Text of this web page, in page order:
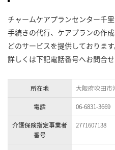
チャームケアプランセンター千
手続きの代行、ケアプランの作
どのサービスを提供しております
詳しくは下記電話番号へお問合せ
所在地
大阪府吹田市
電話
06-6831-3669
介護保険指定事業者
番号
2771607138